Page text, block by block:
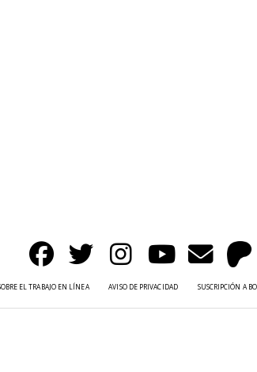
EL TRABAJO EN LÍNEA AVISO DE PRIVACIDAD SUSCRIPCIÓN A